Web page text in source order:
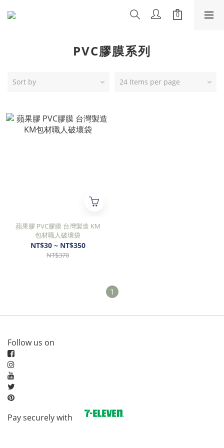
PVC膠膜系列
Sort by 24 Items per page
蘋果膠 PVC膠膜 台灣製造 KM
包材職人破壞袋
NT$30 ~ NT$350
NT$370
1
Follow us on
Pay securely with